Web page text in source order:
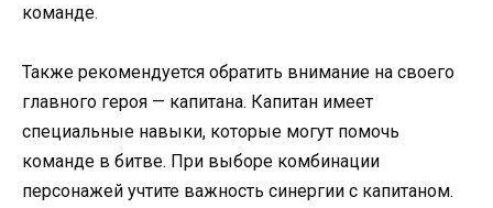
команде.
Также рекомендуется обратить внимание на своего
главного героя — капитана. Капитан имеет
специальные навыки, которые могут помочь
команде в битве. При выборе комбинации
персонажей учтите важность синергии с капитаном.